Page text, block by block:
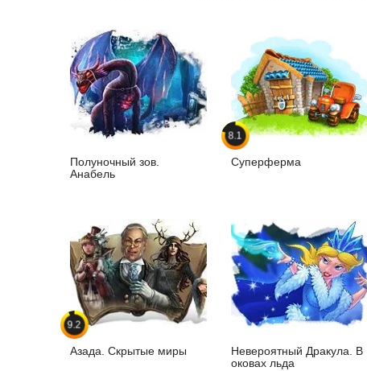
Полуночный зов.
Анабель
8.1
Суперферма
9.2
Азада. Скрытые миры
Невероятный Дракула. В
оковах льда